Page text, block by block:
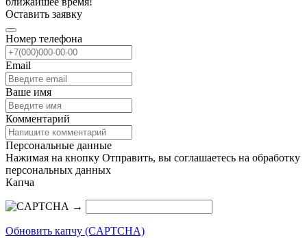
Оставить заявку
Номер телефона
Email
Ваше имя
Комментарий
Персональные данные
Нажимая на кнопку Отправить, вы соглашаетесь на обработку
персональных данных
Капча
→
Обновить капчу (CAPTCHA)